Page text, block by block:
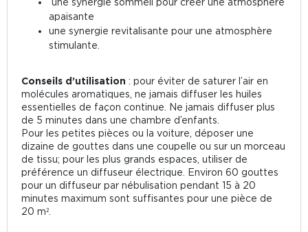
apaisante
une synergie revitalisante pour une atmosphère
stimulante.
Conseils d’utilisation : pour éviter de saturer l’air en
molécules aromatiques, ne jamais diffuser les huiles
essentielles de façon continue. Ne jamais diffuser plus
de 5 minutes dans une chambre d’enfants.
Pour les petites pièces ou la voiture, déposer une
dizaine de gouttes dans une coupelle ou sur un morceau
de tissu; pour les plus grands espaces, utiliser de
préférence un diffuseur électrique. Environ 60 gouttes
pour un diffuseur par nébulisation pendant 15 à 20
minutes maximum sont suffisantes pour une pièce de
20 m².